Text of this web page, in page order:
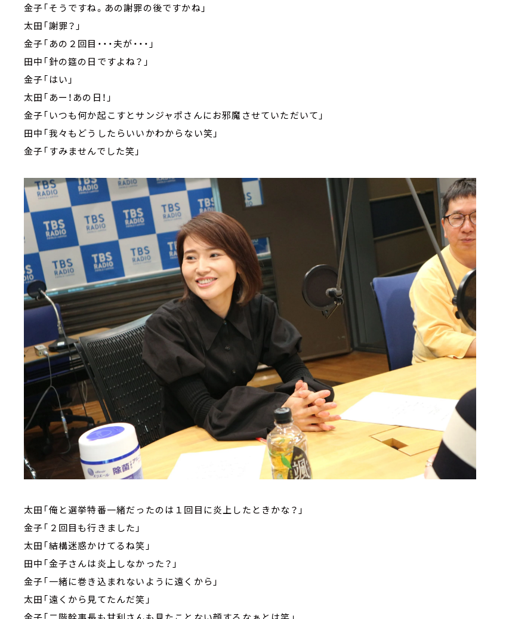
金子「そうですね。あの謝罪の後ですかね」
太田「謝罪？」
金子「あの２回目・・・夫が・・・」
田中「針の筵の日ですよね？」
金子「はい」
太田「あー！あの日！」
金子「いつも何か起こすとサンジャポさんにお邪魔させていただいて」
田中「我々もどうしたらいいかわからない笑」
金子「すみませんでした笑」
太田「俺と選挙特番一緒だったのは１回目に炎上したときかな？」
金子「２回目も行きました」
太田「結構迷惑かけてるね笑」
田中「金子さんは炎上しなかった？」
金子「一緒に巻き込まれないように遠くから」
太田「遠くから見てたんだ笑」